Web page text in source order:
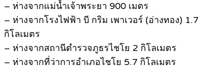
– ห่างจากแม่น้ำเจ้าพระยา 900 เมตร
– ห่างจากโรงไฟฟ้า บี กริม เพาเวอร์ (อ่างทอง) 1.7
กิโลเมตร
– ห่างจากสถานีตำรวจภูธรไชโย 2 กิโลเมตร
– ห่างจากที่ว่าการอำเภอไชโย 5.7 กิโลเมตร